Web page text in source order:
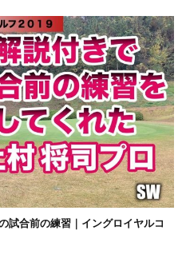
試合前の練習｜イングロイヤルコ